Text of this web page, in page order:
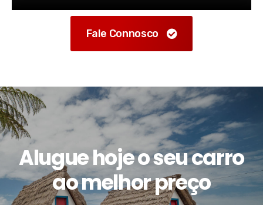
Fale Connosco
Alugue hoje o seu carro
ao melhor preço